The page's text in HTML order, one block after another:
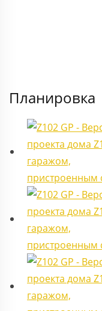
Планировка